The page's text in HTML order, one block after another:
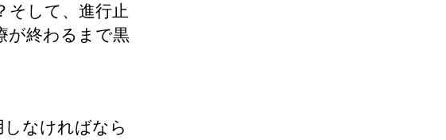
そして、進行止
が終わるまで黒
なければなら